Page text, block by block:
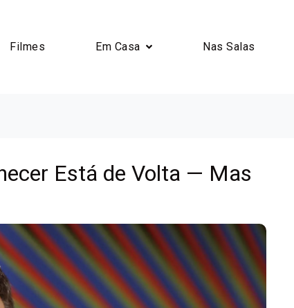
Filmes Em Casa Nas Salas
Está de Volta — Mas